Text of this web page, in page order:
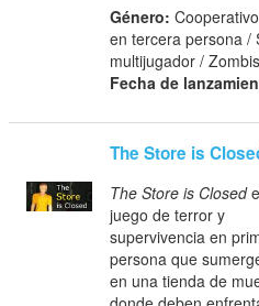
Género:
en tercera persona /
multijugador / Zombis
Fecha de
The Store is
The Store is Closed
juego de terror y
supervivencia en
persona que
en una tienda de